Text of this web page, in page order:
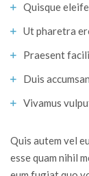
Quisque
Ut pharetra
Praesent
Duis
Vivamus
Quis autem vel
esse quam nihil